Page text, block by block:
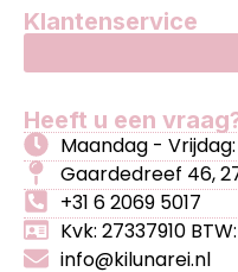
Klantenservice
Heeft u een
Maandag - Vrijdag:
Gaardedreef 46,
+31 6 2069 5017
Kvk: 27337910
info@kilunarei.nl